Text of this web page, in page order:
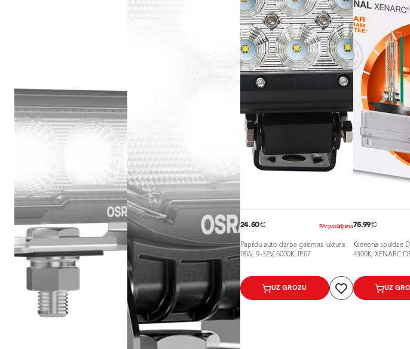
24.50€ Pēc pasūtījuma
Papildu auto darba gaismas lukturis
18W, 9-32V, 6000K, IP67
UZ GROZU
75.99€
Ksenona spuldze
4300K, XENARC
UZ